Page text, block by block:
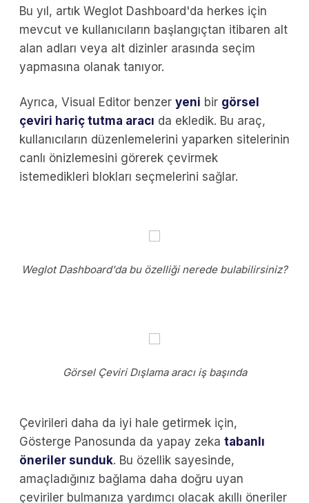
Bu yıl, artık Weglot Dashboard'da herkes için
mevcut ve kullanıcıların başlangıçtan itibaren alt
alan adları veya alt dizinler arasında seçim
yapmasına olanak tanıyor.
Ayrıca, Visual Editor benzer yeni bir görsel
çeviri hariç tutma aracı da ekledik. Bu araç,
kullanıcıların düzenlemelerini yaparken sitelerinin
canlı önizlemesini görerek çevirmek
istemedikleri blokları seçmelerini sağlar.
Weglot Dashboard'da bu özelliği nerede bulabilirsiniz?
Görsel Çeviri Dışlama aracı iş başında
Çevirileri daha da iyi hale getirmek için,
Gösterge Panosunda da yapay zeka tabanlı
öneriler sunduk. Bu özellik sayesinde,
amaçladığınız bağlama daha doğru uyan
çeviriler bulmanıza yardımcı olacak akıllı öneriler